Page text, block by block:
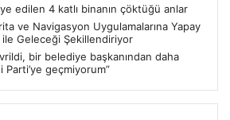
edilen 4 katlı binanın çöktüğü anlar
ve Navigasyon Uygulamalarına Yapay
Geleceği Şekillendiriyor
bir belediye başkanından daha
Parti’ye geçmiyorum”